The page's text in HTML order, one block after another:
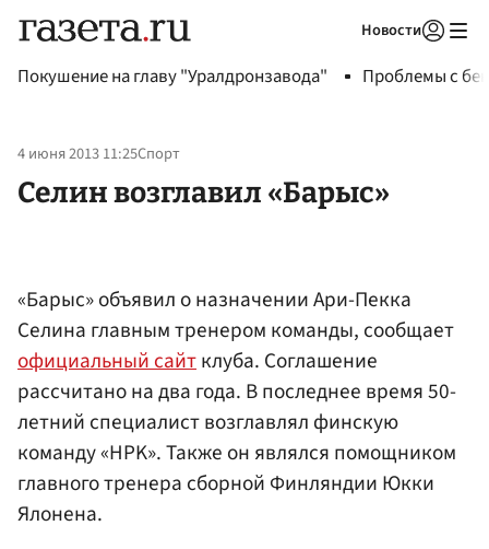
Новости
Покушение на главу "Уралдронзавода" Проблемы с
4 июня 2013 11:25Спорт
Селин возглавил «Барыс»
«Барыс» объявил о назначении Ари-Пекка
Селина главным тренером команды, сообщает
официальный сайтклуба. Соглашение
рассчитано на два года. В последнее время 50-
летний специалист возглавлял финскую
команду «HPK». Также он являлся помощником
главного тренера сборной Финляндии Юкки
Ялонена.